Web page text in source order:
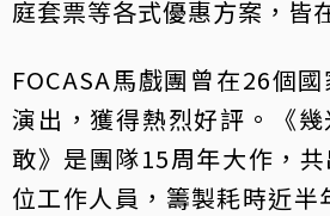
庭套票等各式優惠方案，皆
FOCASA馬戲團曾在26個
演出，獲得熱烈好評。《
敢》是團隊15周年大作，
位工作人員，籌製耗時近半